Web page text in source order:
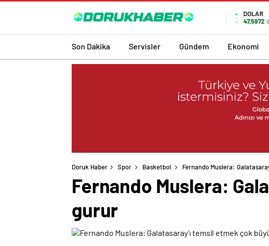
DOLAR
47,5972
Son Dakika Servisler Gündem Ekonomi
Doruk Haber Spor Basketbol Fernando Muslera:
Fernando Muslera:
gurur